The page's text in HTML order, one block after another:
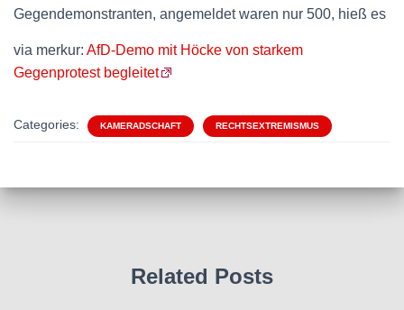
Gegendemonstranten, angemeldet waren nur 500, hieß es
via merkur: AfD-Demo mit Höcke von starkem
Gegenprotest begleitet
Categories: KAMERADSCHAFT RECHTSEXTREMISMUS
Related Posts